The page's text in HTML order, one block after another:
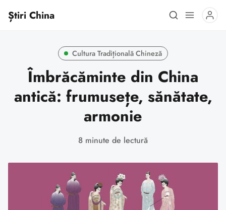
Știri China
Cultura Tradițională Chineză
Îmbrăcăminte din China
antică: frumusețe, sănătate,
armonie
8 minute de lectură